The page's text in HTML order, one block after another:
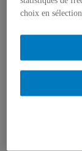
DANS LES
Accueil
Bulletin
Qui
choix en